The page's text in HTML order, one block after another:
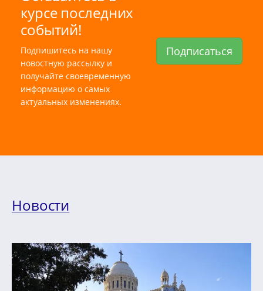
курсе последних
событий!
Подпишитесь на нашу
новостную рассылку и
получайте своевременную
информацию о самых
актуальных изменениях.
Подписаться
Новости